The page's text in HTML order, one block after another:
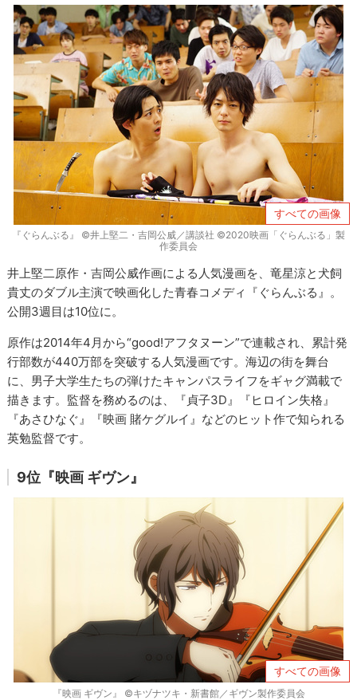
すべての画像
『ぐらんぶる』 ©井上堅二・吉岡公威／講談社 ©2020映画「ぐらんぶる」製
作委員会
井上堅二原作・吉岡公威作画による人気漫画を、竜星涼と犬飼
貴丈のダブル主演で映画化した青春コメディ『ぐらんぶる』。
公開3週目は10位に。
原作は2014年4月から“good!アフタヌーン”で連載され、累計発
行部数が440万部を突破する人気漫画です。海辺の街を舞台
に、男子大学生たちの弾けたキャンパスライフをギャグ満載で
描きます。監督を務めるのは、『貞子3D』『ヒロイン失格』
『あさひなぐ』『映画 賭ケグルイ』などのヒット作で知られる
英勉監督です。
9位『映画 ギヴン』
すべての画像
『映画 ギヴン』 ©キヅナツキ・新書館／ギヴン製作委員会